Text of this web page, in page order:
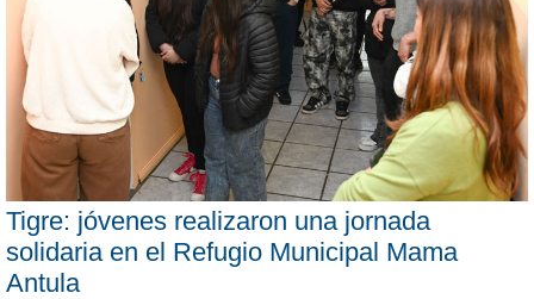
Tigre: jóvenes realizaron una jornada
solidaria en el Refugio Municipal Mama
Antula